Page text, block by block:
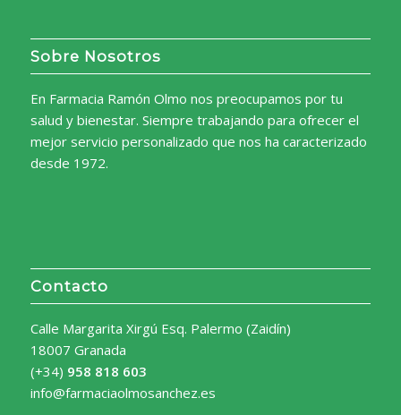
Sobre Nosotros
En Farmacia Ramón Olmo nos preocupamos por tu
salud y bienestar. Siempre trabajando para ofrecer el
mejor servicio personalizado que nos ha caracterizado
desde 1972.
Contacto
Calle Margarita Xirgú Esq. Palermo (Zaidín)
18007 Granada
(+34) 958 818 603
info@farmaciaolmosanchez.es